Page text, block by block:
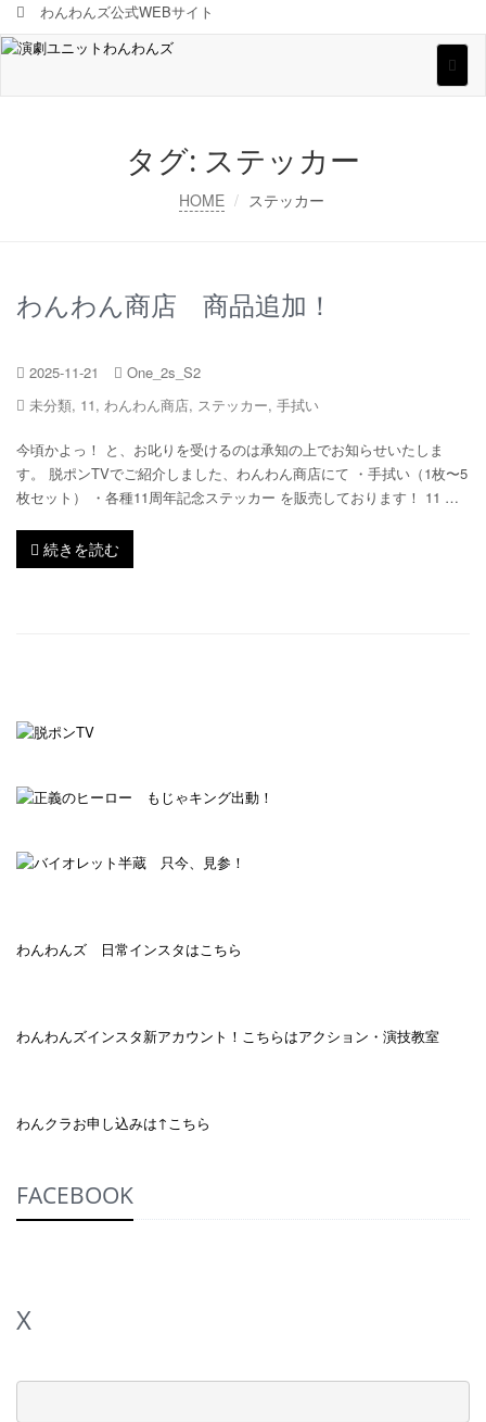
わんわんズ公式WEBサイト
タグ: ステッカー
HOME ステッカー
わんわん商店 商品追加！
2025-11-21
One_2s_S2
未分類, 11, わんわん商店, ステッカー, 手拭い
今頃かよっ！ と、お叱りを受けるのは承知の上でお知らせいたしま
す。 脱ポンTVでご紹介しました、わんわん商店にて ・手拭い（1枚〜5
枚セット） ・各種11周年記念ステッカー を販売しております！ 11 …
続きを読む
わんわんズ 日常インスタはこちら
わんわんズインスタ新アカウント！こちらはアクション・演技教室
わんクラお申し込みは↑こちら
FACEBOOK
X